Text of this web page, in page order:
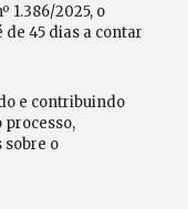
1.386/2025, o
45 dias a contar
e contribuindo
o